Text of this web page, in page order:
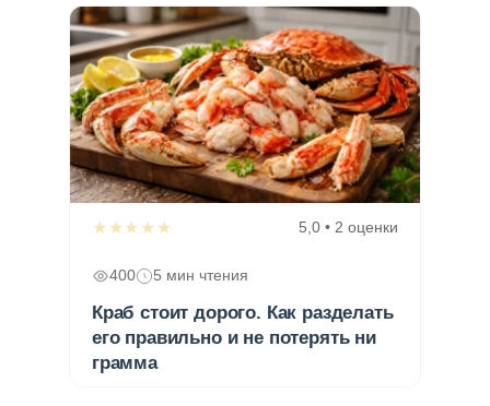
★★★★★ 5,0 • 2 оценки
400 5 мин чтения
Краб стоит дорого. Как разделать
его правильно и не потерять ни
грамма